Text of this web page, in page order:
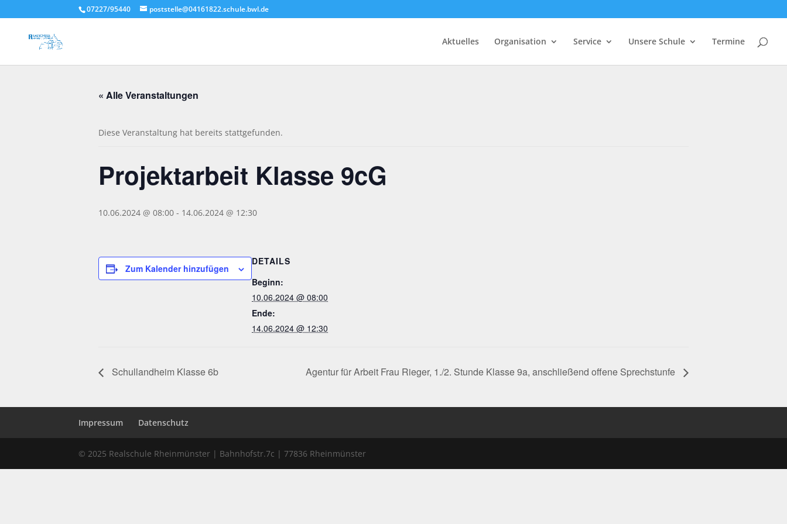
07227/95440 poststelle@04161822.schule.bwl.de
Aktuelles Organisation Service Unsere Schule Termine
« Alle Veranstaltungen
Diese Veranstaltung hat bereits stattgefunden.
Projektarbeit Klasse 9cG
10.06.2024 @ 08:00 - 14.06.2024 @ 12:30
Zum Kalender hinzufügen
DETAILS
Beginn:
10.06.2024 @ 08:00
Ende:
14.06.2024 @ 12:30
Schullandheim Klasse 6b Agentur für Arbeit Frau Rieger, 1./2. Stunde Klasse 9a, anschließend offene Sprechstunfe
Impressum Datenschutz
© 2025 Realschule Rheinmünster | Bahnhofstr.7c | 77836 Rheinmünster